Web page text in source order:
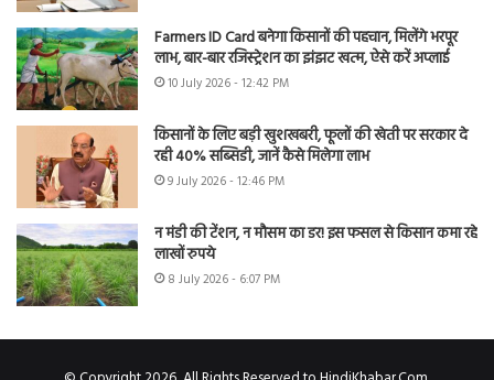
Farmers ID Card बनेगा किसानों की पहचान, मिलेंगे भरपूर
लाभ, बार-बार रजिस्ट्रेशन का झंझट खत्म, ऐसे करें अप्लाई
10 July 2026 - 12:42 PM
किसानों के लिए बड़ी खुशखबरी, फूलों की खेती पर सरकार दे
रही 40% सब्सिडी, जानें कैसे मिलेगा लाभ
9 July 2026 - 12:46 PM
न मंडी की टेंशन, न मौसम का डर! इस फसल से किसान कमा रहे
लाखों रुपये
8 July 2026 - 6:07 PM